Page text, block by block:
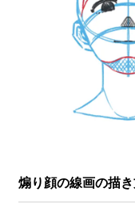
煽り顔の線画の描